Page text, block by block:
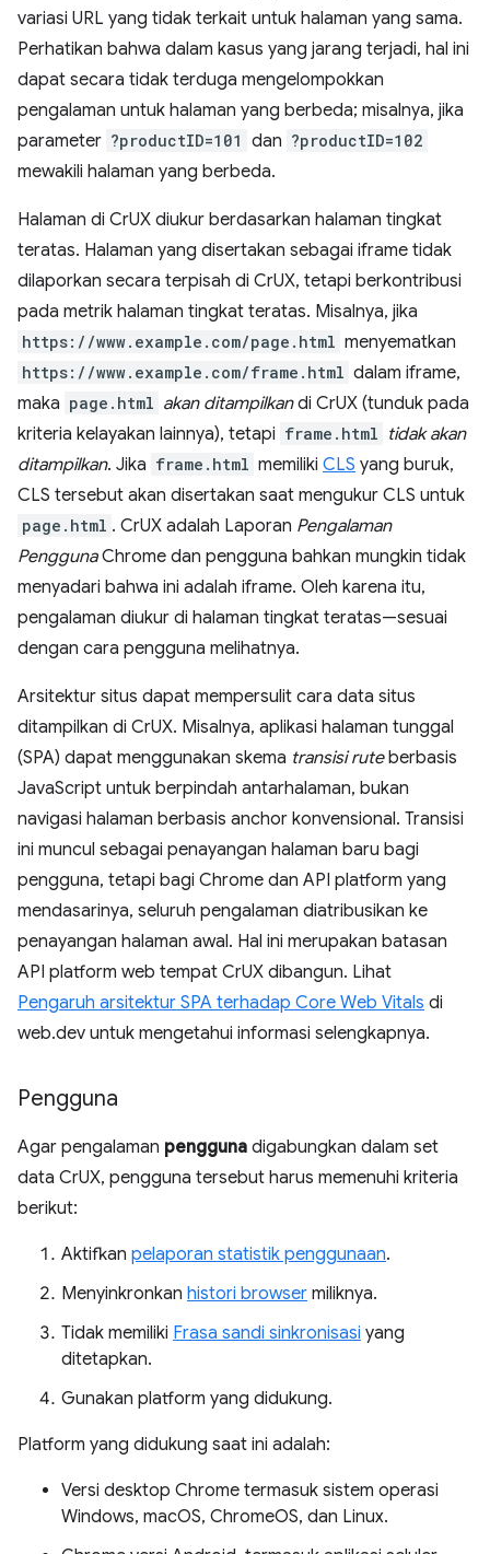
variasi URL yang tidak terkait untuk halaman yang sama.
Perhatikan bahwa dalam kasus yang jarang terjadi, hal ini
dapat secara tidak terduga mengelompokkan
pengalaman untuk halaman yang berbeda; misalnya, jika
parameter ?productID=101 dan ?productID=102
mewakili halaman yang berbeda.
Halaman di CrUX diukur berdasarkan halaman tingkat
teratas. Halaman yang disertakan sebagai iframe tidak
dilaporkan secara terpisah di CrUX, tetapi berkontribusi
pada metrik halaman tingkat teratas. Misalnya, jika
https://www.example.com/page.html menyematkan
https://www.example.com/frame.html dalam iframe,
maka page.html akan ditampilkandi CrUX (tunduk pada
kriteria kelayakan lainnya), tetapi frame.html tidak akan
ditampilkan. Jika frame.html memiliki CLS yang buruk,
CLS tersebut akan disertakan saat mengukur CLS untuk
page.html . CrUX adalah Laporan Pengalaman
PenggunaChrome dan pengguna bahkan mungkin tidak
menyadari bahwa ini adalah iframe. Oleh karena itu,
pengalaman diukur di halaman tingkat teratas—sesuai
dengan cara pengguna melihatnya.
Arsitektur situs dapat mempersulit cara data situs
ditampilkan di CrUX. Misalnya, aplikasi halaman tunggal
(SPA) dapat menggunakan skema transisi ruteberbasis
JavaScript untuk berpindah antarhalaman, bukan
navigasi halaman berbasis anchor konvensional. Transisi
ini muncul sebagai penayangan halaman baru bagi
pengguna, tetapi bagi Chrome dan API platform yang
mendasarinya, seluruh pengalaman diatribusikan ke
penayangan halaman awal. Hal ini merupakan batasan
API platform web tempat CrUX dibangun. Lihat
Pengaruh arsitektur SPA terhadap Core Web Vitals di
web.dev untuk mengetahui informasi selengkapnya.
Pengguna
Agar pengalaman pengguna digabungkan dalam set
data CrUX, pengguna tersebut harus memenuhi kriteria
berikut:
Aktifkan pelaporan statistik penggunaan.
Menyinkronkan histori browser miliknya.
Tidak memiliki Frasa sandi sinkronisasi yang
ditetapkan.
Gunakan platform yang didukung.
Platform yang didukung saat ini adalah:
Versi desktop Chrome termasuk sistem operasi
Windows, macOS, ChromeOS, dan Linux.